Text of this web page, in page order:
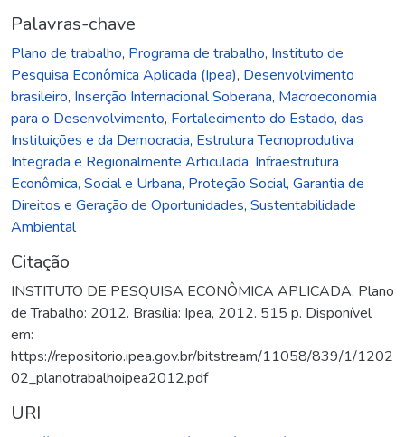
Palavras-chave
Plano de trabalho, Programa de trabalho, Instituto de
Pesquisa Econômica Aplicada (Ipea), Desenvolvimento
brasileiro, Inserção Internacional Soberana, Macroeconomia
para o Desenvolvimento, Fortalecimento do Estado, das
Instituições e da Democracia, Estrutura Tecnoprodutiva
Integrada e Regionalmente Articulada, Infraestrutura
Econômica, Social e Urbana, Proteção Social, Garantia de
Direitos e Geração de Oportunidades, Sustentabilidade
Ambiental
Citação
INSTITUTO DE PESQUISA ECONÔMICA APLICADA. Plano
de Trabalho: 2012. Brasília: Ipea, 2012. 515 p. Disponível
em:
https://repositorio.ipea.gov.br/bitstream/11058/839/1/1202
02_planotrabalhoipea2012.pdf
URI